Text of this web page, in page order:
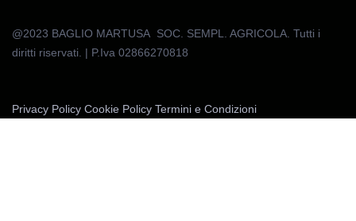
@2023 BAGLIO MARTUSA SOC. SEMPL. AGRICOLA. Tutti i
diritti riservati. | P.Iva 02866270818
Privacy Policy Cookie Policy Termini e Condizioni